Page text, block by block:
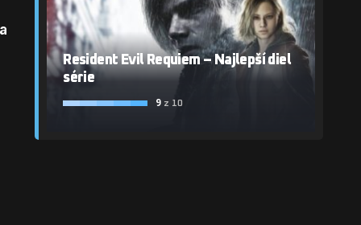
Resident Evil Requiem – Najlepší diel
série
9 z 10